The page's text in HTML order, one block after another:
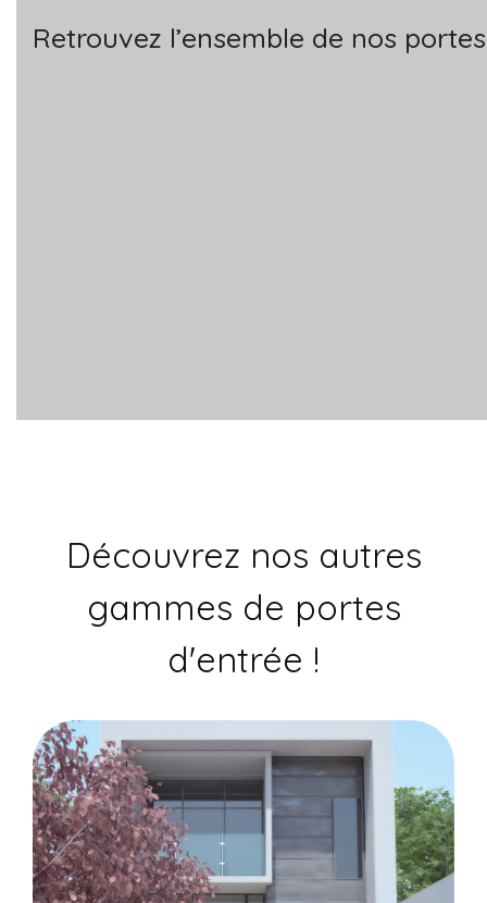
Retrouvez l’ensemble de nos
Découvrez nos autres
gammes de portes
d'entrée !